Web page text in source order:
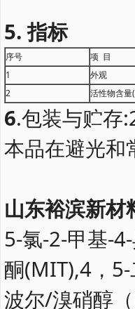
5.指标
序号 项 目
1
外观
2
活性物含量
6.包装与贮存
本品在避光和
山东裕滨新材
5-氯-2-甲基-
酮(MIT),4，
波尔/溴硝醇